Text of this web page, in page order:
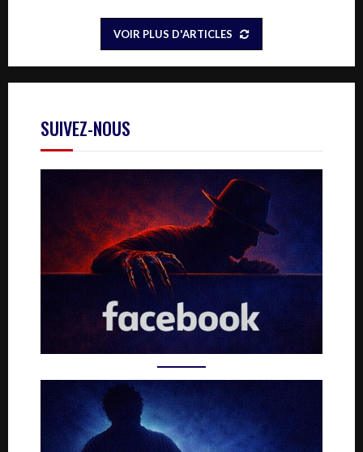
VOIR PLUS D'ARTICLES
SUIVEZ-NOUS